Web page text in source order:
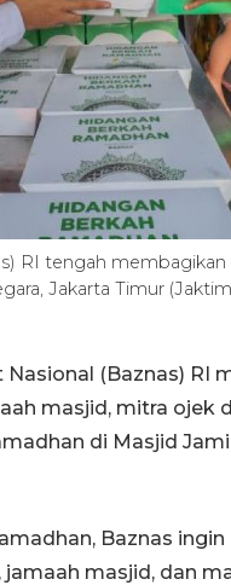
RI tengah
Jakarta Timur
(Baznas) RI
masjid, mitra ojek
di Masjid
Baznas
, jamaah masjid, dan